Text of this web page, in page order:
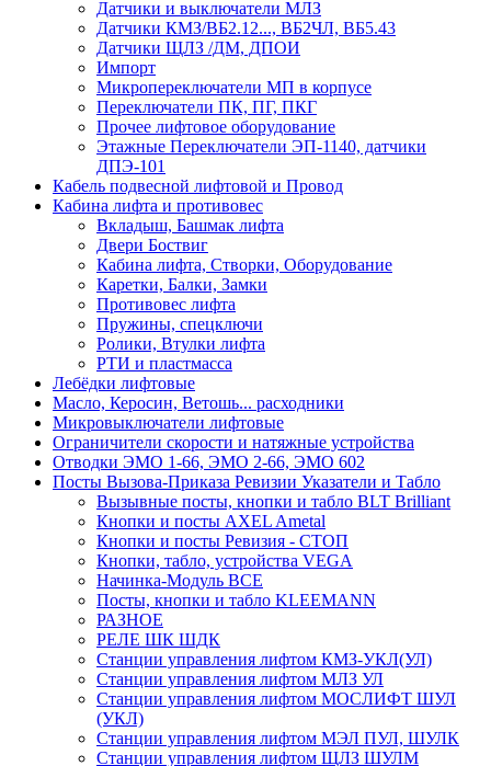
Датчики и выключатели МЛЗ
Датчики КМЗ/ВБ2.12..., ВБ2ЧЛ, ВБ5.43
Датчики ЩЛЗ /ДМ, ДПОИ
Импорт
Микропереключатели МП в корпусе
Переключатели ПК, ПГ, ПКГ
Прочее лифтовое оборудование
Этажные Переключатели ЭП-1140, датчики
ДПЭ-101
Кабель подвесной лифтовой и Провод
Кабина лифта и противовес
Вкладыш, Башмак лифта
Двери Боствиг
Кабина лифта, Створки, Оборудование
Каретки, Балки, Замки
Противовес лифта
Пружины, спецключи
Ролики, Втулки лифта
РТИ и пластмасса
Лебёдки лифтовые
Масло, Керосин, Ветошь... расходники
Микровыключатели лифтовые
Ограничители скорости и натяжные устройства
Отводки ЭМО 1-66, ЭМО 2-66, ЭМО 602
Посты Вызова-Приказа Ревизии Указатели и Табло
Вызывные посты, кнопки и табло BLT Brilliant
Кнопки и посты AXEL Ametal
Кнопки и посты Ревизия - СТОП
Кнопки, табло, устройства VEGA
Начинка-Модуль ВСЕ
Посты, кнопки и табло KLEEMANN
РАЗНОЕ
РЕЛЕ ШК ШДК
Станции управления лифтом КМЗ-УКЛ(УЛ)
Станции управления лифтом МЛЗ УЛ
Станции управления лифтом МОСЛИФТ ШУЛ
(УКЛ)
Станции управления лифтом МЭЛ ПУЛ, ШУЛК
Станции управления лифтом ЩЛЗ ШУЛМ